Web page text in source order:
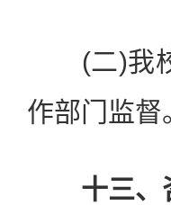
(二)我校
作部门监督
十三、